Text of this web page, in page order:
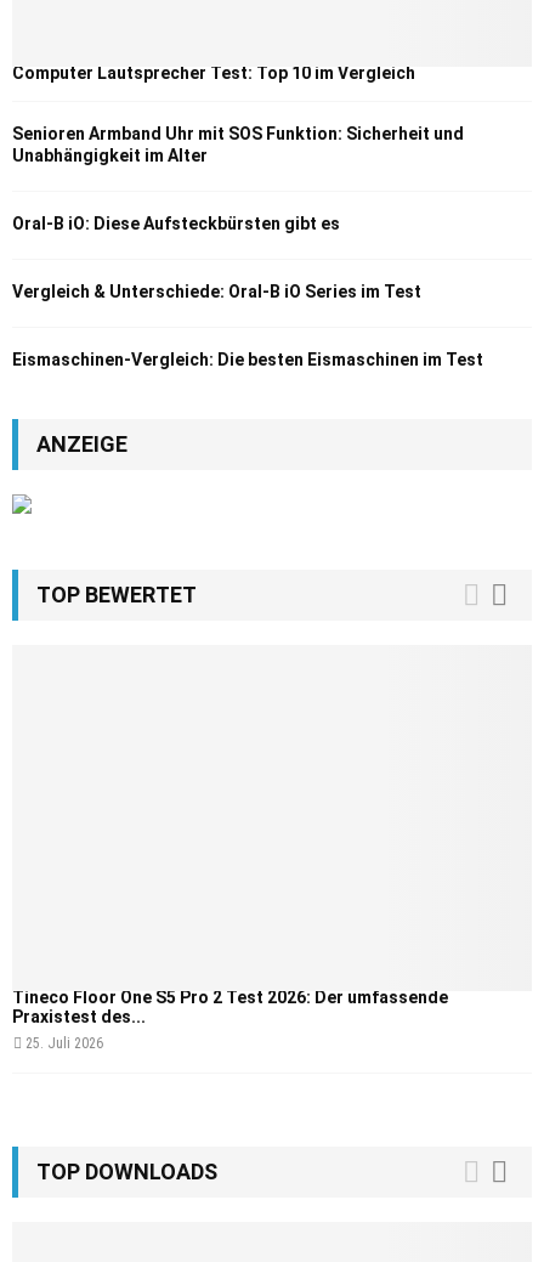
Computer Lautsprecher Test: Top 10 im Vergleich
Senioren Armband Uhr mit SOS Funktion: Sicherheit und
Unabhängigkeit im Alter
Oral-B iO: Diese Aufsteckbürsten gibt es
Vergleich & Unterschiede: Oral-B iO Series im Test
Eismaschinen-Vergleich: Die besten Eismaschinen im Test
ANZEIGE
TOP BEWERTET
Tineco Floor One S5 Pro 2 Test 2026: Der umfassende
Praxistest des...
25. Juli 2026
TOP DOWNLOADS